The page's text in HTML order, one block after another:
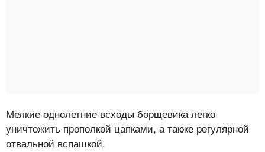
Мелкие однолетние всходы борщевика легко
уничтожить прополкой цапками, а также регулярной
отвальной вспашкой.